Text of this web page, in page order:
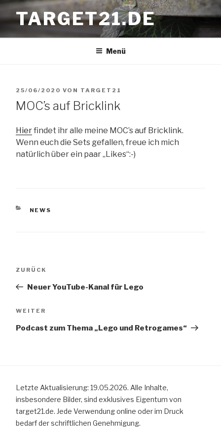
Zum
InhaltTARGET21.DE
Menü
VERÖFFENTLICHT
AM
25/06/2020 VON TARGET21
MOC’s auf Bricklink
Hierfindet ihr alle meine MOC’s auf Bricklink.
Wenn euch die Sets gefallen, freue ich mich
natürlich über ein paar „Likes“:-)
KATEGORIEN
NEWS
Vorheriger
ZURÜCK
Neuer YouTube-Kanal für Lego
Nächster
WEITER
Podcast zum Thema „Lego und Retrogames“
Letzte Aktualisierung: 19.05.2026. Alle Inhalte,
insbesondere Bilder, sind exklusives Eigentum von
target21.de. Jede Verwendung online oder im Druck
bedarf der schriftlichen Genehmigung.